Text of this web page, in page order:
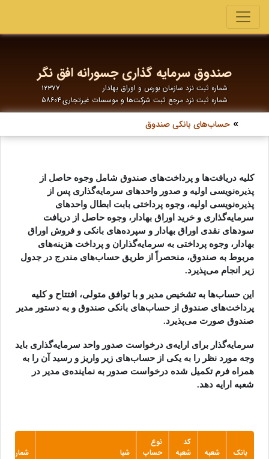
صندوق سرمایه گذاری جسورانه افق نگر
شماره ثبت نزد سازمان بورس و اوراق بهادار
۱۲۳۷۷
شماره ثبت نزد مرجع ثبت شرکت‌ها و موسسات غیرتجاری۵۸۶۰۴
حساب‌های بانکی صندوق
کلیه دریافت‌ها و پرداخت‌های صندوق شامل وجوه حاصل از
پذیره‌نویسی اولیه و صدور واحد‌های سرمایه‌گذاری پس از
پذیره‌نویسی اولیه، وجوه پرداختی بابت ابطال واحد‌های
سرمایه‌گذاری و خرید اوراق بهادار، وجوه حاصل از دریافت
سودهای نقدی اوراق بهادار و سپرده‌های بانکی و فروش اوراق
بهادار، وجوه پرداختی به سرمایه‌گذاران و پرداخت هزینه‌های
مربوط به صندوق، منحصراً از طریق حساب‌های مندرج در جدول
زیر انجام می‌پذیرد.
این حساب‌ها به تشخیص مدیر و با توافق متولی، افتتاح و کلیه
پرداخت‌های صندوق از حساب‌های بانکی صندوق و به دستور مدیر
صندوق صورت می‌پذیرد.
سرمایه‌گذار برای ارایه‌ی درخواست صدور واحد سرمایه‌گذاری باید
وجه مورد نظر را به یکی از حساب‌های زیر واریز و رسید آن را به
همراه فرم تکمیل شده درخواست صدور به نماینده‌ی مدیر در
شعبه ارایه دهد.
بانک شعبه
کد
شعبه
نوع
حساب
شبا
شماره